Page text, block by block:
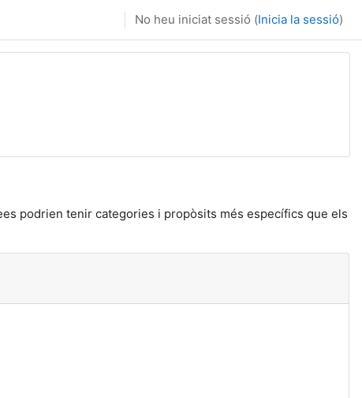
No heu iniciat sessió (Inicia la sessió)
podrien tenir categories i propòsits més específics que els